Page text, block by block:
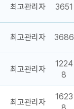
최고관리자 3651
최고관리자 3686
최고관리자
1224
8
최고관리자
1623